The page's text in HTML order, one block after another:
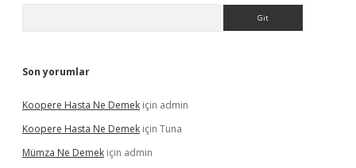
Son yorumlar
Koopere Hasta Ne Demek için admin
Koopere Hasta Ne Demek için Tuna
Mümza Ne Demek için admin